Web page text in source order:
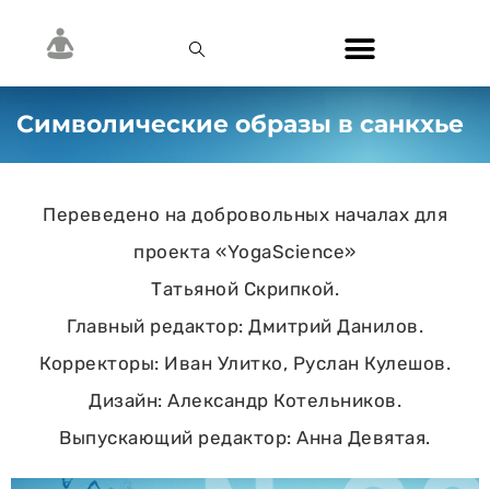
Cимволические образы в санкхье
Переведено на добровольных началах для
проекта «YogaScience»
Татьяной Скрипкой.
Главный редактор: Дмитрий Данилов.
Корректоры: Иван Улитко, Руслан Кулешов.
Дизайн: Александр Котельников.
Выпускающий редактор: Анна Девятая.